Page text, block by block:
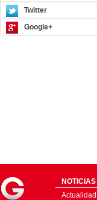
Twitter
Google+
NOTICIAS
Actualidad